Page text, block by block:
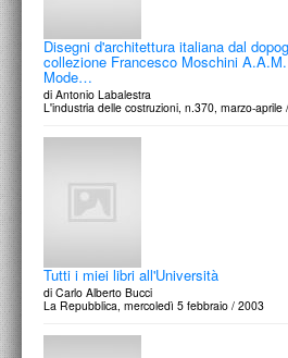
Disegni d'architettura italiana dal
collezione Francesco Moschini
Mode…
di Antonio Labalestra
L'industria delle costruzioni, n.370, marzo-aprile
Tutti i miei libri all'Università
di Carlo Alberto Bucci
La Repubblica, mercoledì 5 febbraio / 2003